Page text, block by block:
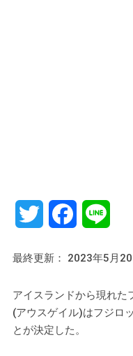
Twitter Facebook
最終更新： 2023年5月20
アイスランドから現れ
(アウスゲイル)はフジロ
とが決定した。